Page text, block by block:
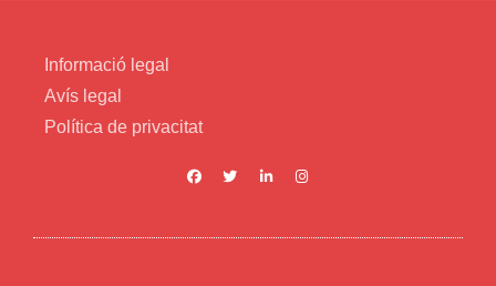
Informació legal
Avís legal
Política de privacitat